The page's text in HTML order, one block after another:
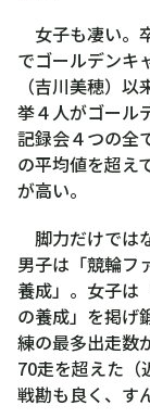
女子も凄い。
でゴールデンキ
（吉川美穂）
挙４人がゴール
記録会４つの全
の平均値を超え
が高い。
脚力だけでは
男子は「競輪フ
養成」。女子は
の養成」を掲げ
練の最多出走数
70走を超えた（
戦勘も良く、す